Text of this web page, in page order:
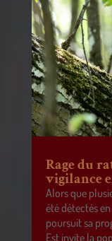
Rage du
vigilance
Alors que
été détectés
poursuit sa
Est invite la